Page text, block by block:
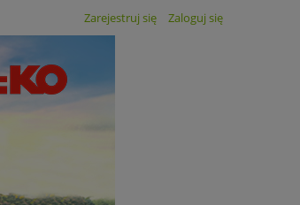
Zarejestruj się Zaloguj się